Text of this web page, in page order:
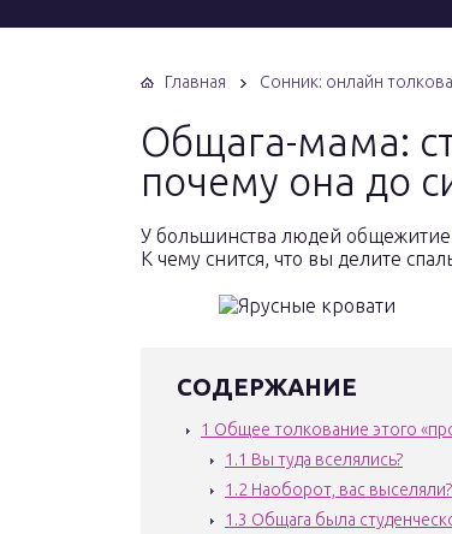
Главная Сонник: онлайн
Общага-мама:
почему она до
У большинства людей общежитие
К чему снится, что вы делите
СОДЕРЖАНИЕ
1 Общее толкование этого
1.1 Вы туда вселялись?
1.2 Наоборот, вас выселяли?
1.3 Общага была